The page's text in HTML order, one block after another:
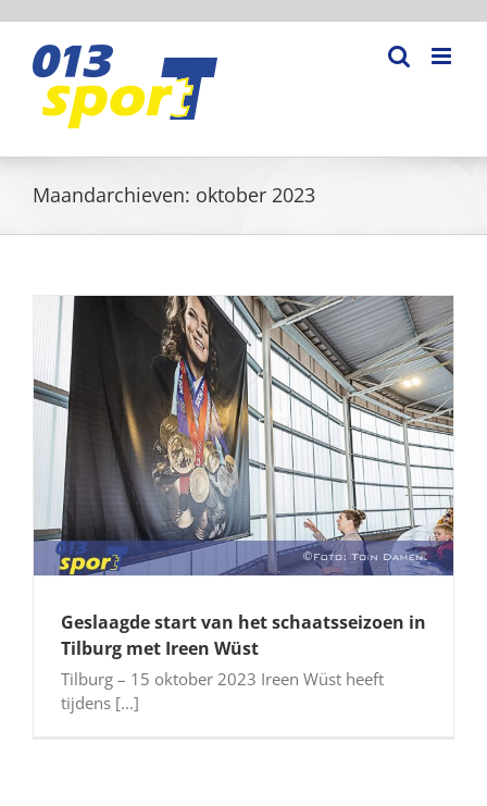
inhoud
Maandarchieven: oktober 2023
Geslaagde start van het schaatsseizoen in
Tilburg met Ireen Wüst
Tilburg – 15 oktober 2023 Ireen Wüst heeft
tijdens [...]